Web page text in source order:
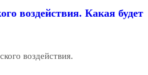
воздействия. Какая будет
воздействия.